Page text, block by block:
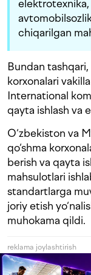
chiqarilgan
Bundan
korxonalari
International
qayta ishlash va
O‘zbekiston va
qo‘shma
berish va qayta
mahsulotlari
standartlarga
joriy etish
muhokama qildi.
reklama joylashtirish